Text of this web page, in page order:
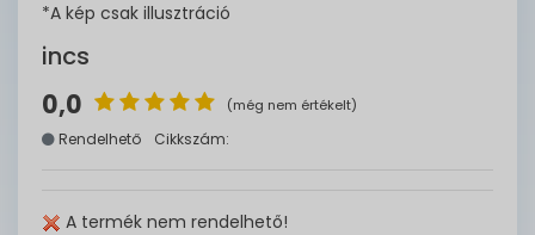
*A kép csak illusztráció
incs
0,0 (még nem értékelt)
Rendelhető Cikkszám:
A termék nem rendelhető!